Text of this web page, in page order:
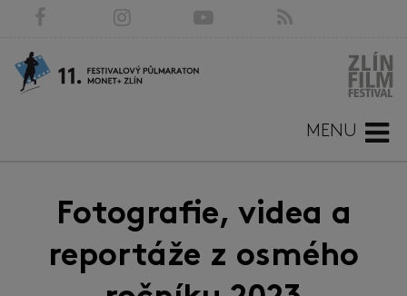
MENU
Fotografie, videa a
reportáže z osmého